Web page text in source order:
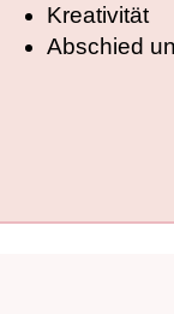
Kreativität
Abschied